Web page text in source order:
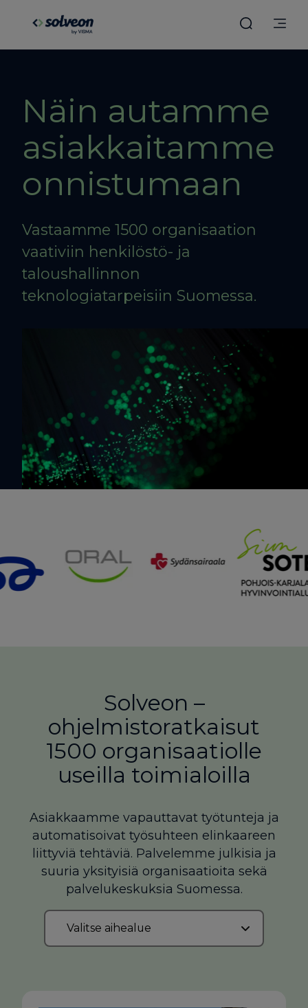
Näin autamme
asiakkaitamme
onnistumaan
Vastaamme 1500 organisaation
vaativiin henkilöstö- ja
taloushallinnon
teknologiatarpeisiin Suomessa.
Solveon –
ohjelmistoratkaisut
1500 organisaatiolle
useilla toimialoilla
Asiakkaamme vapauttavat työtunteja ja
automatisoivat työsuhteen elinkaareen
liittyviä tehtäviä. Palvelemme julkisia ja
suuria yksityisiä organisaatioita sekä
palvelukeskuksia Suomessa.